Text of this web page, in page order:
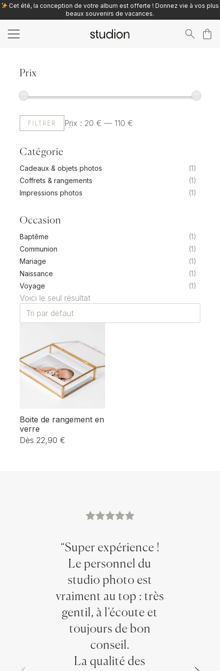
Cet été, la conception de votre album est offerte ! Donnez vie à vos plus
beaux souvenirs de vacances.
Prix
Prix
min
Prix
maxFILTRER Prix : 20 € — 110 €
Catégorie
Cadeaux & objets photos
(1)
Coffrets & rangements
(1)
Impressions photos
(1)
Occasion
Baptême
(1)
Communion
(1)
Mariage
(1)
Naissance
(1)
Voyage
(1)
Voici le seul résultat
Boite de rangement en
verre
Dès 22,90 €
“Super expérience !
Le personnel du
studio photo est
vraiment au top : très
gentil, à l’écoute et
toujours de bon
conseil.
La qualité des